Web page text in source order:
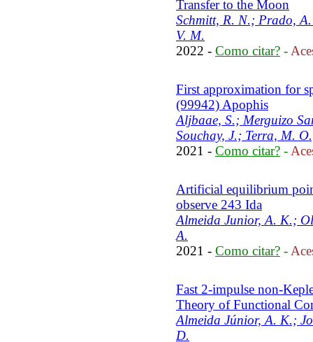
Transfer to the Moon
Schmitt, R. N.; Prado,
V. M.
2022 - Como citar? -
First approximation for
(99942) Apophis
Aljbaae, S.; Merguizo
Souchay, J.; Terra, M.
2021 - Como citar? -
Artificial equilibrium
observe 243 Ida
Almeida Junior, A. K.;
A.
2021 - Como citar? -
Fast 2-impulse non-
Theory of Functional
Almeida Júnior, A. K.;
D.